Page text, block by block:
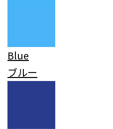
Blue
ブルー